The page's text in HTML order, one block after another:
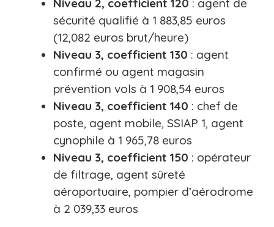
Niveau 2, coefficient 120 : agent de
sécurité qualifié à 1 883,85 euros
(12,082 euros brut/heure)
Niveau 3, coefficient 130 : agent
confirmé ou agent magasin
prévention vols à 1 908,54 euros
Niveau 3, coefficient 140 : chef de
poste, agent mobile, SSIAP 1, agent
cynophile à 1 965,78 euros
Niveau 3, coefficient 150 : opérateur
de filtrage, agent sûreté
aéroportuaire, pompier d’aérodrome
à 2 039,33 euros